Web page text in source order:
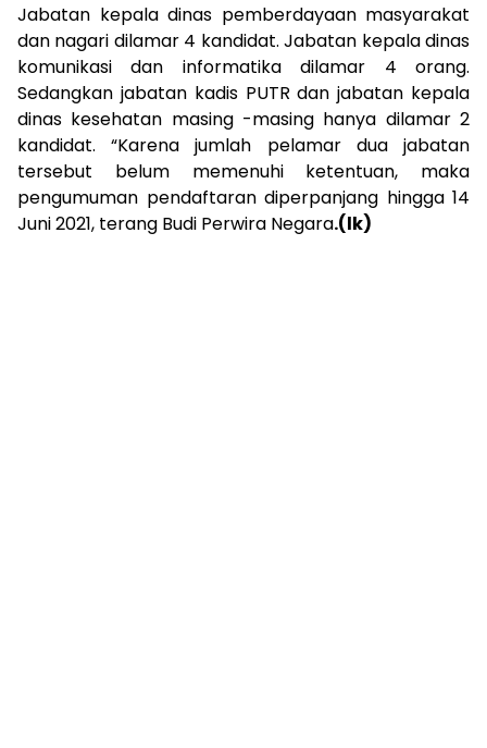
Jabatan kepala dinas pemberdayaan masyarakat
dan nagari dilamar 4 kandidat. Jabatan kepala dinas
komunikasi dan informatika dilamar 4 orang.
Sedangkan jabatan kadis PUTR dan jabatan kepala
dinas kesehatan masing -masing hanya dilamar 2
kandidat. “Karena jumlah pelamar dua jabatan
tersebut belum memenuhi ketentuan, maka
pengumuman pendaftaran diperpanjang hingga 14
Juni 2021, terang Budi Perwira Negara.(lk)